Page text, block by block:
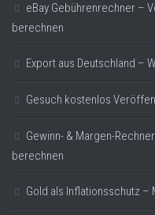
eBay Gebührenrechner –
berechnen
Export aus Deutschland –
Gesuch kostenlos
Gewinn- & Margen-
berechnen
Gold als Inflationsschutz –